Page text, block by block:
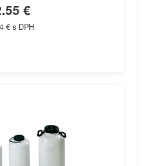
€
€ s DPH